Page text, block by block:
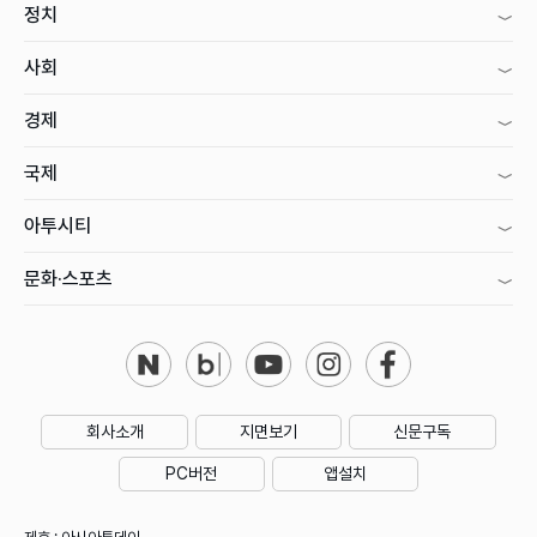
정치
사회
경제
국제
아투시티
문화·스포츠
회사소개 지면보기 신문구독
PC버전 앱설치